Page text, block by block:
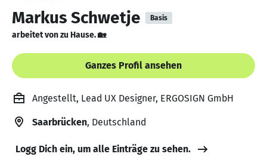
Markus Schwetje Basis
arbeitet von zu Hause. 🏡
Ganzes Profil ansehen
Angestellt, Lead UX Designer, ERGOSIGN GmbH
Saarbrücken, Deutschland
Logg Dich ein, um alle Einträge zu sehen.